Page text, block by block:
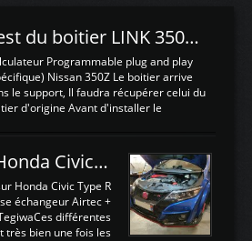
Test du boitier LINK 350Z Plugin ECU
Programmable plug and play
Nissan 350Z Le boitier arrive
le support, Il faudra récupérer celui du
d'origine Avant d'installer le
l'information de la large bande
le boitier. sydney sweeney deepfake
sortie 0-5V de l'afr sera connectée sur
AN Volt 8 et GndAN pour
et Volt car l'information est une
(Pas une résistance variable d'un
Préparation Honda Civic Type R FK2
Honda Civic Type R
échangeur Airtec +
différentes
très bien une fois les